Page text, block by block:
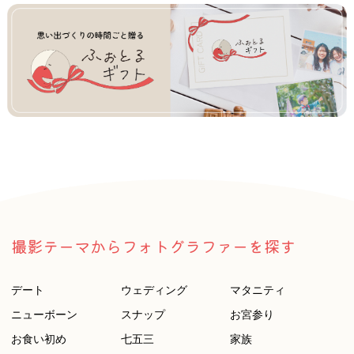
撮影テーマからフォトグラファーを探す
デート ウェディング
マタニティ
ニューボーン
スナップ
お宮参り
お食い初め
七五三 家族